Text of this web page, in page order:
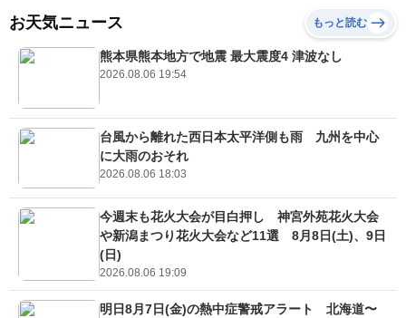
お天気ニュース もっと読む
熊本県熊本地方で地震 最大震度4 津波なし
2026.08.06 19:54
台風から離れた西日本太平洋側も雨 九州を中心
に大雨のおそれ
2026.08.06 18:03
今週末も花火大会が目白押し 神宮外苑花火大会
や新潟まつり花火大会など11選 8月8日(土)、9日
(日)
2026.08.06 19:09
明日8月7日(金)の熱中症警戒アラート 北海道〜